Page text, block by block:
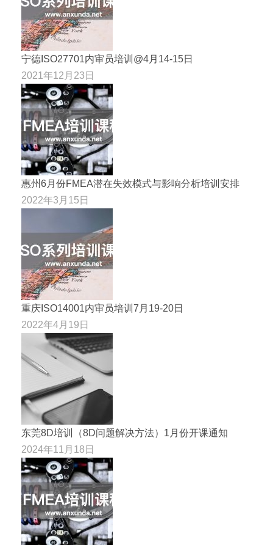
宁德ISO27701内审员培训@4月14-15日
2021年12月23日
惠州6月份FMEA潜在失效模式与影响分析培训安排
2022年3月15日
重庆ISO14001内审员培训7月19-20日
2022年4月19日
东莞8D培训（8D问题解决方法）1月份开课通知
2024年11月18日